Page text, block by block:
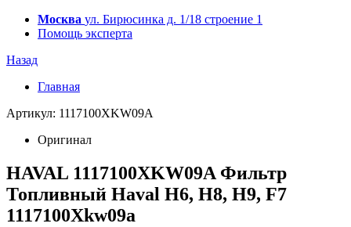
Москва ул. Бирюсинка д. 1/18 строение 1
Помощь эксперта
Назад
Главная
Артикул: 1117100XKW09A
Оригинал
HAVAL 1117100XKW09A Фильтр
Топливный Haval H6, H8, H9, F7
1117100Xkw09a